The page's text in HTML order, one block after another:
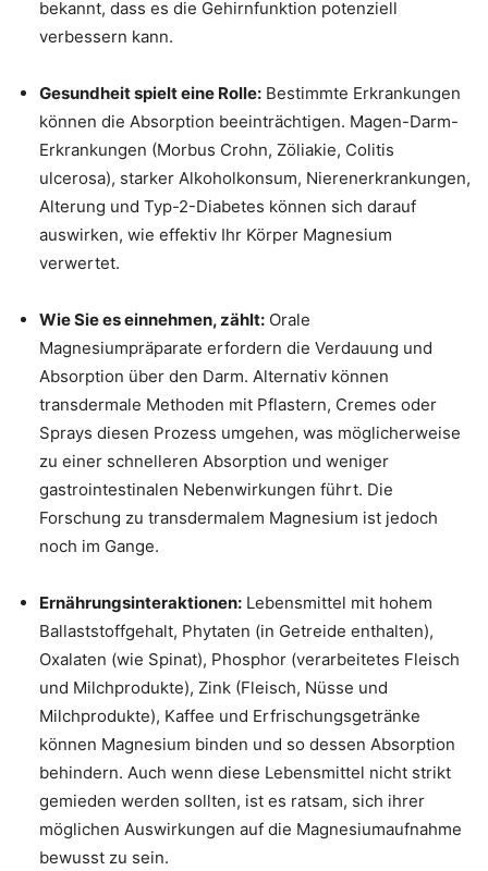
bekannt, dass es die Gehirnfunktion potenziell
verbessern kann.
Gesundheit spielt eine Rolle: Bestimmte Erkrankungen
können die Absorption beeinträchtigen. Magen-Darm-
Erkrankungen (Morbus Crohn, Zöliakie, Colitis
ulcerosa), starker Alkoholkonsum, Nierenerkrankungen,
Alterung und Typ-2-Diabetes können sich darauf
auswirken, wie effektiv Ihr Körper Magnesium
verwertet.
Wie Sie es einnehmen, zählt: Orale
Magnesiumpräparate erfordern die Verdauung und
Absorption über den Darm. Alternativ können
transdermale Methoden mit Pflastern, Cremes oder
Sprays diesen Prozess umgehen, was möglicherweise
zu einer schnelleren Absorption und weniger
gastrointestinalen Nebenwirkungen führt. Die
Forschung zu transdermalem Magnesium ist jedoch
noch im Gange.
Ernährungsinteraktionen: Lebensmittel mit hohem
Ballaststoffgehalt, Phytaten (in Getreide enthalten),
Oxalaten (wie Spinat), Phosphor (verarbeitetes Fleisch
und Milchprodukte), Zink (Fleisch, Nüsse und
Milchprodukte), Kaffee und Erfrischungsgetränke
können Magnesium binden und so dessen Absorption
behindern. Auch wenn diese Lebensmittel nicht strikt
gemieden werden sollten, ist es ratsam, sich ihrer
möglichen Auswirkungen auf die Magnesiumaufnahme
bewusst zu sein.